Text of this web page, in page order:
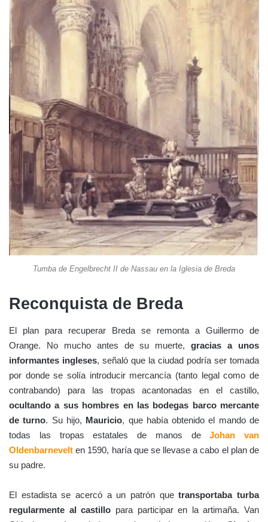
Tumba de Engelbrecht II de Nassau en la Iglesia de Breda
Reconquista de Breda
El plan para recuperar Breda se remonta a Guillermo de
Orange. No mucho antes de su muerte, gracias a unos
informantes ingleses, señaló que la ciudad podría ser tomada
por donde se solía introducir mercancía (tanto legal como de
contrabando) para las tropas acantonadas en el castillo,
ocultando a sus hombres en las bodegas barco mercante
de turno. Su hijo, Mauricio, que había obtenido el mando de
todas las tropas estatales de manos deJohan van
Oldenbarnevelt en 1590, haría que se llevase a cabo el plan de
su padre.
El estadista se acercó a un patrón quetransportaba turba
regularmente al castillo para participar en la artimaña. Van